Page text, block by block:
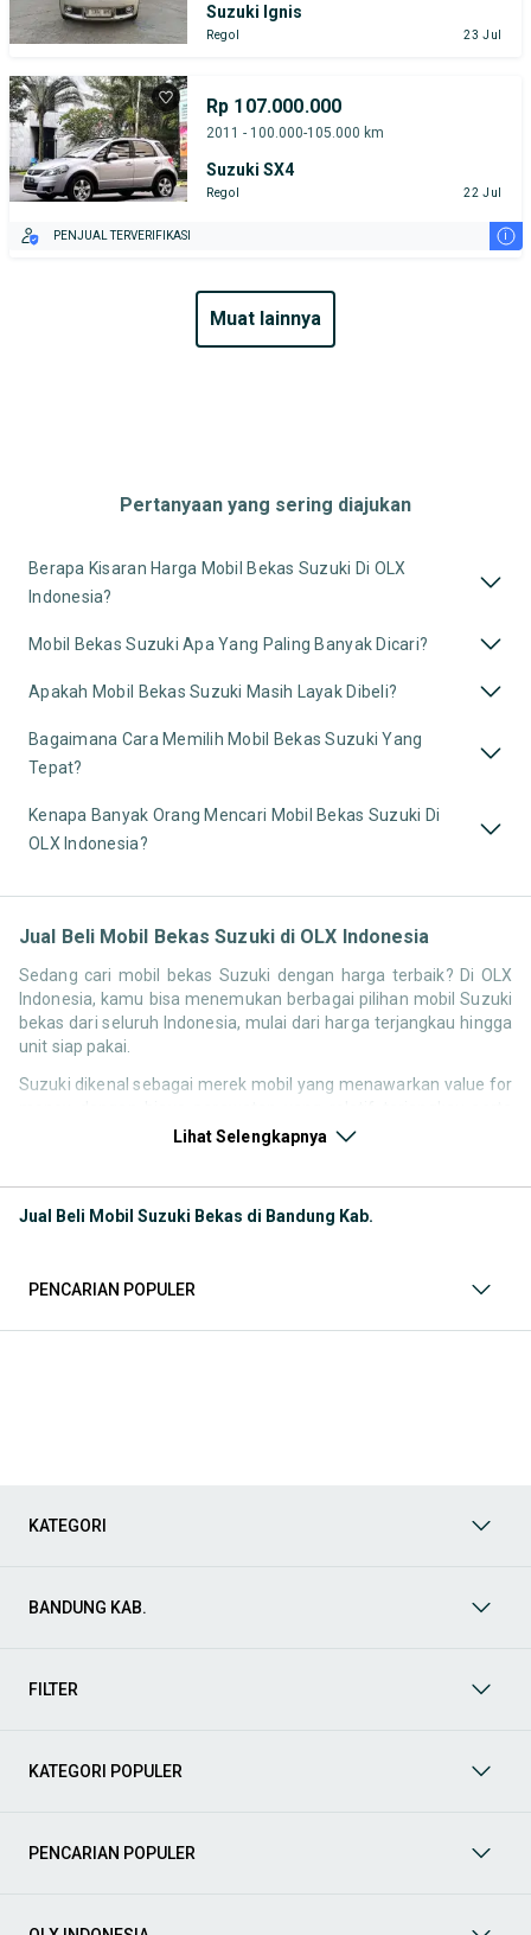
Suzuki Ignis
Regol 23 Jul
Rp 107.000.000
2011 - 100.000-105.000 km
Suzuki SX4
Regol 22 Jul
PENJUAL TERVERIFIKASI i
muat lainnya
Pertanyaan yang sering diajukan
Berapa Kisaran Harga Mobil Bekas Suzuki Di OLX
Indonesia?
Mobil Bekas Suzuki Apa Yang Paling Banyak Dicari?
Apakah Mobil Bekas Suzuki Masih Layak Dibeli?
Bagaimana Cara Memilih Mobil Bekas Suzuki Yang
Tepat?
Kenapa Banyak Orang Mencari Mobil Bekas Suzuki Di
OLX Indonesia?
Jual Beli Mobil Bekas Suzuki di OLX Indonesia
Sedang cari mobil bekas Suzuki dengan harga terbaik? Di OLX
Indonesia, kamu bisa menemukan berbagai pilihan mobil Suzuki
bekas dari seluruh Indonesia, mulai dari harga terjangkau hingga
unit siap pakai.
Suzuki dikenal sebagai merek mobil yang menawarkan value for
konsumsi bahan bakar yang efisien. Hal ini membuat pencarian
Melalui halaman ini, kamu bisa membandingkan berbagai listing
Model Mobil Bekas Suzuki yang Paling Banyak Dicari
Suzuki XL7: SUV 7-seater dengan tampilan lebih gagah
populer:
Suzuki Baleno: hatchback modern dengan kabin nyaman
Lihat Selengkapnya
Jual Beli Mobil Suzuki Bekas di Bandung Kab.
PENCARIAN POPULER
KATEGORI
BANDUNG KAB.
FILTER
KATEGORI POPULER
PENCARIAN POPULER